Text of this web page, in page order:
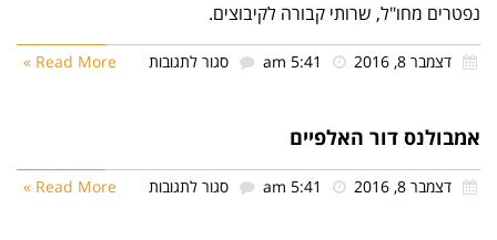
העברת נפטרים מחו"ל, שרותי קבורה לקיבוצים.
דצמבר 8, 2016 5:41 am סגור לתגובות
בע"מ
Read More »
אמבולנס דור האלפיים
דצמבר 8, 2016 5:41 am סגור לתגובות Read More »